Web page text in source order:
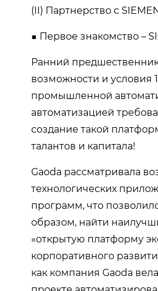
(II) Партнерство с
■ Первое знакомство –
Ранний
возможности и условия
промышленной
автоматизацией
создание такой
талантов и капитала!
Gaoda рассматривала
технологических
программ, что
образом, найти
«открытую платформу
корпоративного
как компания Gaoda